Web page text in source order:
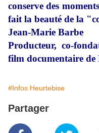
conserve des
fait la beauté de la
Jean-Marie Barbe
Producteur, co-
film documentaire de
#Infos Heurtebise
Partager